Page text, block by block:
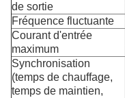
de sortie
Fréquence fluctuante
Courant d'entrée
maximum
Synchronisation
(temps de chauffage,
temps de maintien,